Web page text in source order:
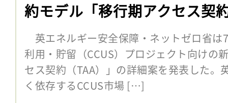
約モデル「移行期アクセス契
英エネルギー安全保障・ネットゼロ省は
利用・貯留（CCUS）プロジェクト向けの
セス契約（TAA）」の詳細案を発表した。
く依存するCCUS市場 […]